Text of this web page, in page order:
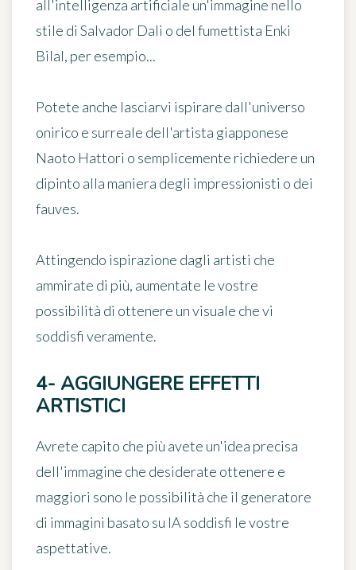
all'intelligenza artificiale un'immagine nello
stile di Salvador Dali o del fumettista Enki
Bilal, per esempio...
Potete anche lasciarvi ispirare dall'universo
onirico e surreale dell'artista giapponese
Naoto Hattori o semplicemente richiedere un
dipinto alla maniera degli impressionisti o dei
fauves.
Attingendo ispirazione dagli artisti che
ammirate di più, aumentate le vostre
possibilità di ottenere un visuale che vi
soddisfi veramente.
4- AGGIUNGERE EFFETTI
ARTISTICI
Avrete capito che più avete un'idea precisa
dell'immagine che desiderate ottenere e
maggiori sono le possibilità che il generatore
di immagini basato su IA soddisfi le vostre
aspettative.